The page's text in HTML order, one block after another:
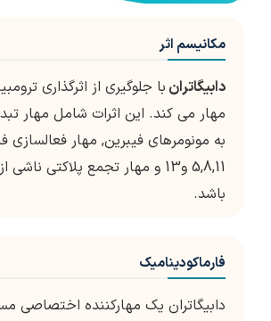
مکانیسم اثر
دابیگاتران با جلوگیری از اثرگذاری
مهار می کند. این اثرات شامل مهار
به مونومرهای فیبرین, مهار فعالسازی
5,8,11 و13 و مهار تجمع پلاکتی
باشد.
فارماکودینامیک
دابیگاتران یک مهارکننده اختصاصی